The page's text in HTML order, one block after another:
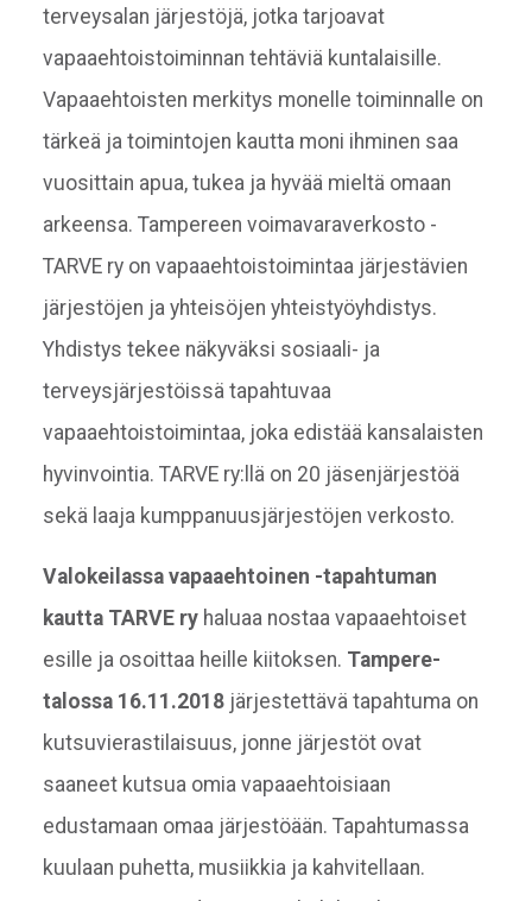
terveysalan järjestöjä, jotka tarjoavat
vapaaehtoistoiminnan tehtäviä kuntalaisille.
Vapaaehtoisten merkitys monelle toiminnalle on
tärkeä ja toimintojen kautta moni ihminen saa
vuosittain apua, tukea ja hyvää mieltä omaan
arkeensa. Tampereen voimavaraverkosto -
TARVE ry on vapaaehtoistoimintaa järjestävien
järjestöjen ja yhteisöjen yhteistyöyhdistys.
Yhdistys tekee näkyväksi sosiaali- ja
terveysjärjestöissä tapahtuvaa
vapaaehtoistoimintaa, joka edistää kansalaisten
hyvinvointia. TARVE ry:llä on 20 jäsenjärjestöä
sekä laaja kumppanuusjärjestöjen verkosto.
Valokeilassa vapaaehtoinen -tapahtuman
kautta TARVE ryhaluaa nostaa vapaaehtoiset
esille ja osoittaa heille kiitoksen. Tampere-
talossa 16.11.2018järjestettävä tapahtuma on
kutsuvierastilaisuus, jonne järjestöt ovat
saaneet kutsua omia vapaaehtoisiaan
edustamaan omaa järjestöään. Tapahtumassa
kuulaan puhetta, musiikkia ja kahvitellaan.